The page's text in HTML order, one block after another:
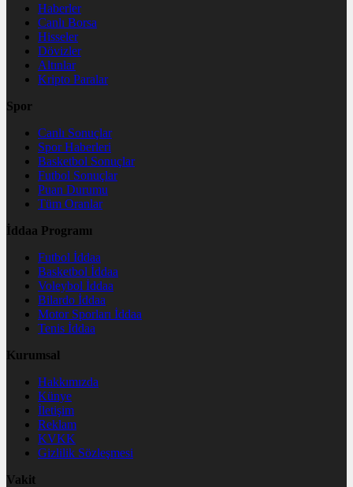
Haberler
Canlı Borsa
Hisseler
Dövizler
Altınlar
Kripto Paralar
Spor
Canlı Sonuçlar
Spor Haberleri
Basketbol Sonuçlar
Futbol Sonuçlar
Puan Durumu
Tüm Oranlar
İddaa Programı
Futbol İddaa
Basketbol İddaa
Voleybol İddaa
Bilardo İddaa
Motor Sporları İddaa
Tenis İddaa
Kurumsal
Hakkımızda
Künye
İletişim
Reklam
KVKK
Gizlilik Sözleşmesi
Vakit